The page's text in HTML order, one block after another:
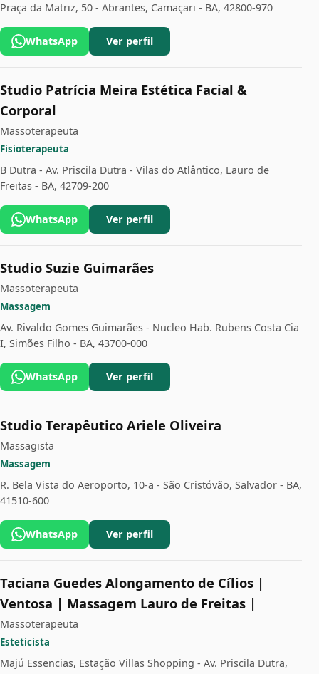
Praça da Matriz, 50 - Abrantes, Camaçari - BA, 42800-970
WhatsApp Ver perfil
Studio Patrícia Meira Estética Facial &
Corporal
Massoterapeuta
Fisioterapeuta
B Dutra - Av. Priscila Dutra - Vilas do Atlântico, Lauro de
Freitas - BA, 42709-200
WhatsApp Ver perfil
Studio Suzie Guimarães
Massoterapeuta
Massagem
Av. Rivaldo Gomes Guimarães - Nucleo Hab. Rubens Costa Cia
I, Simões Filho - BA, 43700-000
WhatsApp Ver perfil
Studio Terapêutico Ariele Oliveira
Massagista
Massagem
R. Bela Vista do Aeroporto, 10-a - São Cristóvão, Salvador - BA,
41510-600
WhatsApp Ver perfil
Taciana Guedes Alongamento de Cílios |
Ventosa | Massagem Lauro de Freitas |
Massoterapeuta
Esteticista
Majú Essencias, Estação Villas Shopping - Av. Priscila Dutra,